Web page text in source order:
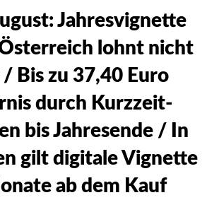
Jahresvignette
lohnt nicht
Bis zu 37,40 Euro
durch Kurzzeit-
bis Jahresende / In
gilt digitale Vignette
ab dem Kauf